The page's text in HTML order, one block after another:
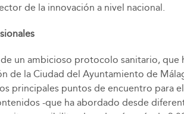
de la innovación a nivel nacional.
un ambicioso protocolo sanitario,
de la Ciudad del Ayuntamiento de
principales puntos de encuentro para
-que ha abordado desde